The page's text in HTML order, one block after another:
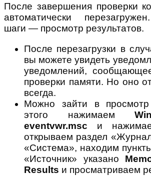
После завершения проверки
автоматически
шаги — просмотр результатов.
После перезагрузки в
вы можете увидеть
уведомлений,
проверки памяти. Но оно
всегда.
Можно зайти в
этого нажимаем
eventvwr.msc и
открываем раздел
«Система», находим
«Источник» указано
Results и просматриваем